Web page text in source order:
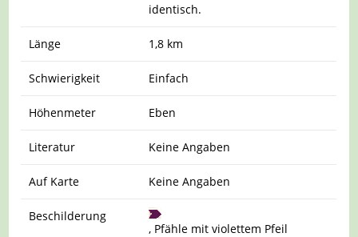
identisch.
Länge 1,8 km
Schwierigkeit Einfach
Höhenmeter Eben
Literatur Keine Angaben
Auf Karte Keine Angaben
Beschilderung
, Pfähle mit violettem Pfeil